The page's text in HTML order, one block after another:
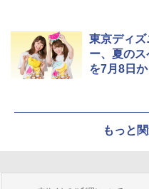
東京ディ
ー、夏の
を7月8日
もっと